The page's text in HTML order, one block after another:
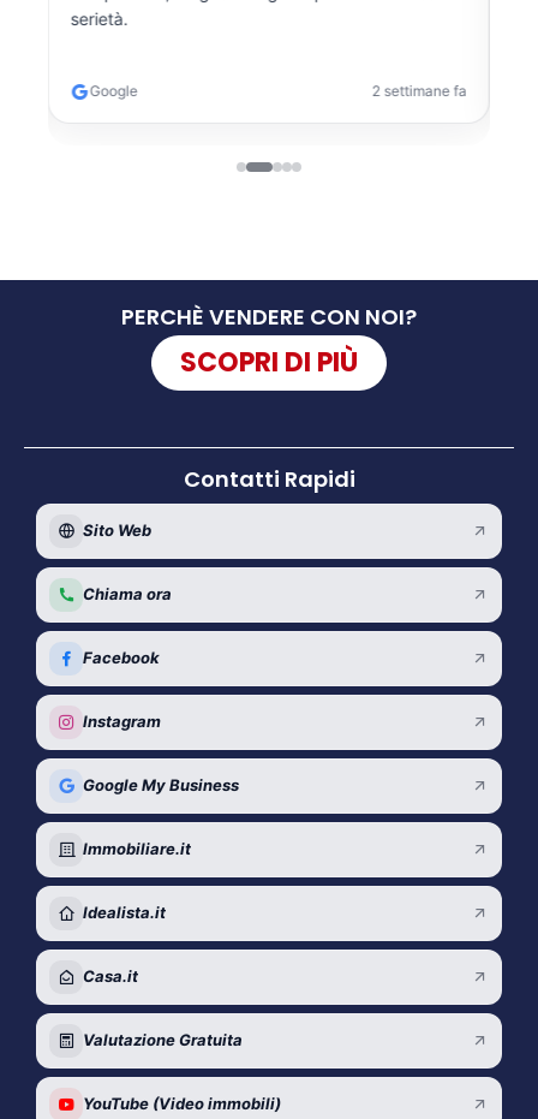
serietà.
Google 2 settimane fa
PERCHÈ VENDERE CON NOI?
SCOPRI DI PIÙ
Contatti Rapidi
Sito Web
Chiama ora
Facebook
Instagram
Google My Business
Immobiliare.it
Idealista.it
Casa.it
Valutazione Gratuita
YouTube (Video immobili)